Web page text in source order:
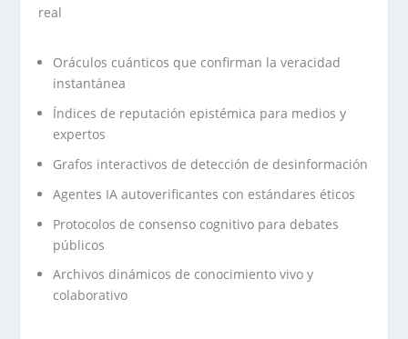
real
Oráculos cuánticos que confirman la veracidad
instantánea
Índices de reputación epistémica para medios y
expertos
Grafos interactivos de detección de desinformación
Agentes IA autoverificantes con estándares éticos
Protocolos de consenso cognitivo para debates
públicos
Archivos dinámicos de conocimiento vivo y
colaborativo